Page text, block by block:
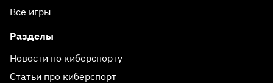
Все игры
Разделы
Новости по киберспорту
Статьи про киберспорт